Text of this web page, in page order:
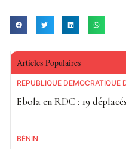
Articles Populaires
RÉPUBLIQUE DÉMOCRATIQUE
Ebola en RDC : 19
BÉNIN